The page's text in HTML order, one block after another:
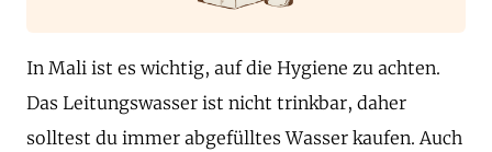
In Mali ist es wichtig, auf die Hygiene zu achten.
Das Leitungswasser ist nicht trinkbar, daher
solltest du immer abgefülltes Wasser kaufen. Auch